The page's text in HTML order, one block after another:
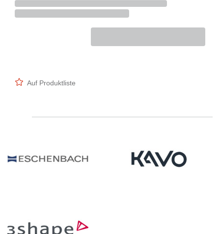
Auf Produktliste